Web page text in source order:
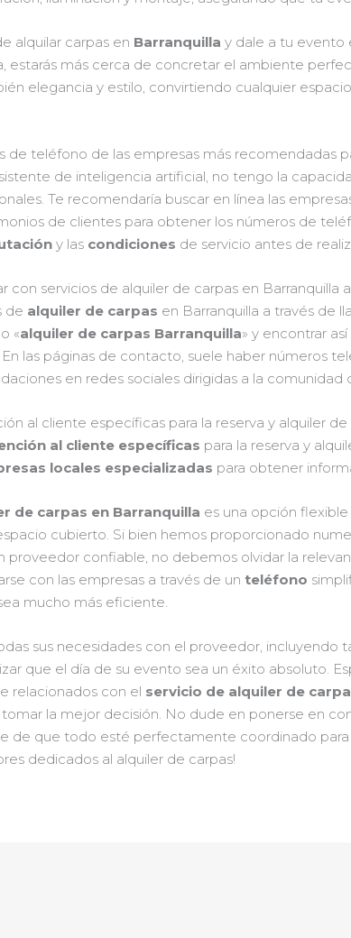
alquilar carpas en Barranquilla y dale a tu evento
estarás más cerca de concretar el ambiente
elegancia y estilo, convirtiendo cualquier
de teléfono de las empresas más recomendadas
de inteligencia artificial, no tengo la
Te recomendaría buscar en línea las
de clientes para obtener los números de
y las condiciones de servicio antes de
con servicios de alquiler de carpas en Barranquilla
de alquiler de carpas en Barranquilla a través de
«alquiler de carpas Barranquilla» y encontrar
las páginas de contacto, suele haber números
en redes sociales dirigidas a la comunidad
al cliente específicas para la reserva y alquiler de
al cliente específicas para la reserva y
locales especializadas para obtener
de carpas en Barranquilla es una opción
cubierto. Si bien hemos proporcionado
proveedor confiable, no debemos olvidar la
con las empresas a través de unteléfono
mucho más eficiente.
sus necesidades con el proveedor, incluyendo
que el día de su evento sea un éxito absoluto.
relacionados con el servicio de alquiler de
la mejor decisión. No dude en ponerse en
de que todo esté perfectamente coordinado para
dedicados al alquiler de carpas!